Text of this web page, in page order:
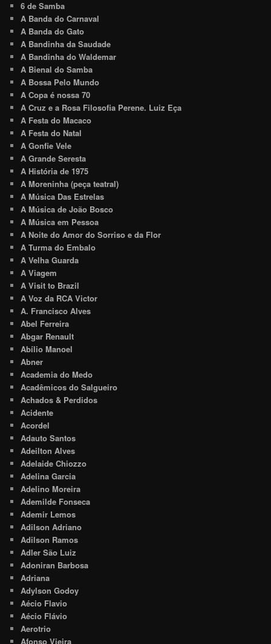
6 de Samba
A Banda do Carnaval
A Banda do Gato
A Bandinha da Saudade
A Bandinha do Waldemar
A Bienal do Samba
A Bossa Pelo Mundo
A Copa é nossa 70
A Cruz e a Rosa Filosofia Perene. Luiz Eça
A Festa do Macaco
A Festa do Natal
A Gonfie Vele
A Grande Seresta
A História de 1975
A Moreninha (peça teatral)
A Música Das Estrelas
A Música de João Bosco
A Música em Pessoa
A Noite do Amor do Sorriso e da Flor
A Turma do Embalo
A Velha Guarda
A Viagem
A Visit to Brazil
A Voz da RCA Victor
A. Francisco Alves
Abel Ferreira
Abgar Renault
Abílio Manoel
Abner
Academia do Medo
Acadêmicos do Salgueiro
Achados & Perdidos
Acidente
Acordel
Adauto Santos
Adeilton Alves
Adelaide Chiozzo
Adelina Garcia
Adelino Moreira
Ademilde Fonseca
Ademir Lemos
Adilson Adriano
Adilson Ramos
Adler São Luiz
Adoniran Barbosa
Adriana
Adylson Godoy
Aécio Flavio
Aécio Flávio
Aerotrio
Afonso Vieira